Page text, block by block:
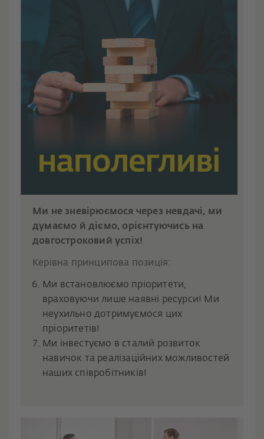
Ми не зневірюємося через невдачі, ми
думаємо й діємо, орієнтуючись на
довгостроковий успіх!
Керівна принципова позиція:
Ми встановлюємо пріоритети,
враховуючи лише наявні ресурси! Ми
неухильно дотримуємося цих
пріоритетів!
Ми інвестуємо в сталий розвиток
навичок та реалізаційних можливостей
наших співробітників!